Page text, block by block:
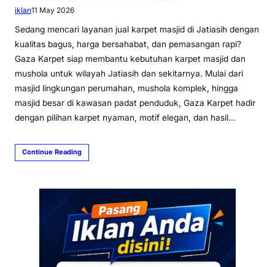
iklan11 May 2026
Sedang mencari layanan jual karpet masjid di Jatiasih dengan
kualitas bagus, harga bersahabat, dan pemasangan rapi?
Gaza Karpet siap membantu kebutuhan karpet masjid dan
mushola untuk wilayah Jatiasih dan sekitarnya. Mulai dari
masjid lingkungan perumahan, mushola komplek, hingga
masjid besar di kawasan padat penduduk, Gaza Karpet hadir
dengan pilihan karpet nyaman, motif elegan, dan hasil…
Continue Reading